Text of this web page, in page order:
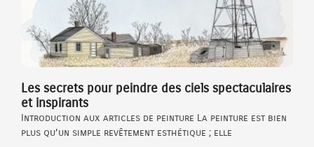
Les secrets pour peindre des ciels spectaculaires
et inspirants
Introduction aux articles de peinture La peinture est bien
plus qu’un simple revêtement esthétique ; elle